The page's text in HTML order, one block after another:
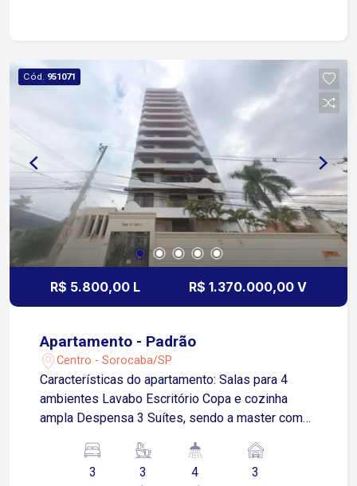
Cód. 951071
R$ 5.800,00 L R$ 1.370.000,00 V
Apartamento - Padrão
Centro - Sorocaba/SP
Características do apartamento: Salas para 4
ambientes Lavabo Escritório Copa e cozinha
ampla Despensa 3 Suítes, sendo a master com
hidromassagem Sacadas em todos os quartos e
salas Todo modulado, com ar condicionado em
3 3 4 3